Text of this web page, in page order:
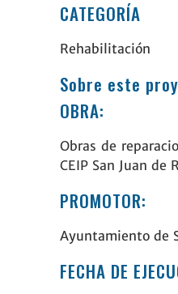
CATEGORÍA
Rehabilitación
Sobre este
OBRA:
Obras de
CEIP San Juan de
PROMOTOR:
Ayuntamiento de
FECHA DE